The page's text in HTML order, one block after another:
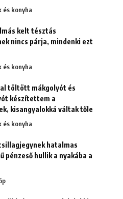
és konyha
kelt tésztás
nincs párja, mindenki ezt
és konyha
töltött mákgolyót és
készítettem a
kisangyalokká váltak tőle
és konyha
hatalmas
pénzeső hullik a nyakába a